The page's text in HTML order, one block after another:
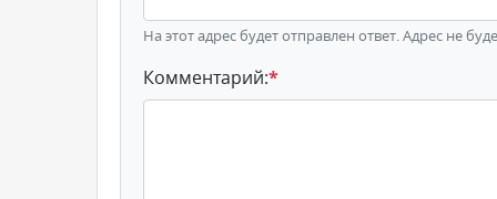
На этот адрес будет отправлен ответ. Адрес не
Комментарий:*